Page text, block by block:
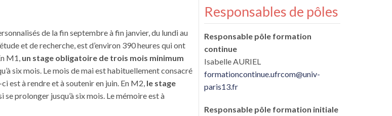
de la fin septembre à fin janvier, du lundi au
et de recherche, est d’environ 390 heures qui ont
M1, un stage obligatoire de trois mois minimum
six mois. Le mois de mai est habituellement consacré
est à rendre et à soutenir en juin. En M2, le stage
se prolonger jusqu’à six mois. Le mémoire est à
Responsables de pôles
Responsable pôle formation
continue
Isabelle AURIEL
formationcontinue.ufrcom@univ-
paris13.fr
Responsable pôle formation initiale